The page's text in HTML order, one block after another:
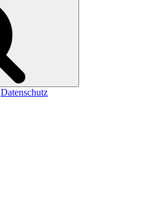
Datenschutz